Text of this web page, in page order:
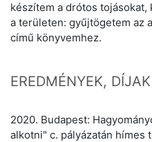
készítem a drótos
a területen: gyűjtögetem az
című könyvemhez.
EREDMÉNYEK, DÍJAK
2020. Budapest:
alkotni" c. pályázatán hímes